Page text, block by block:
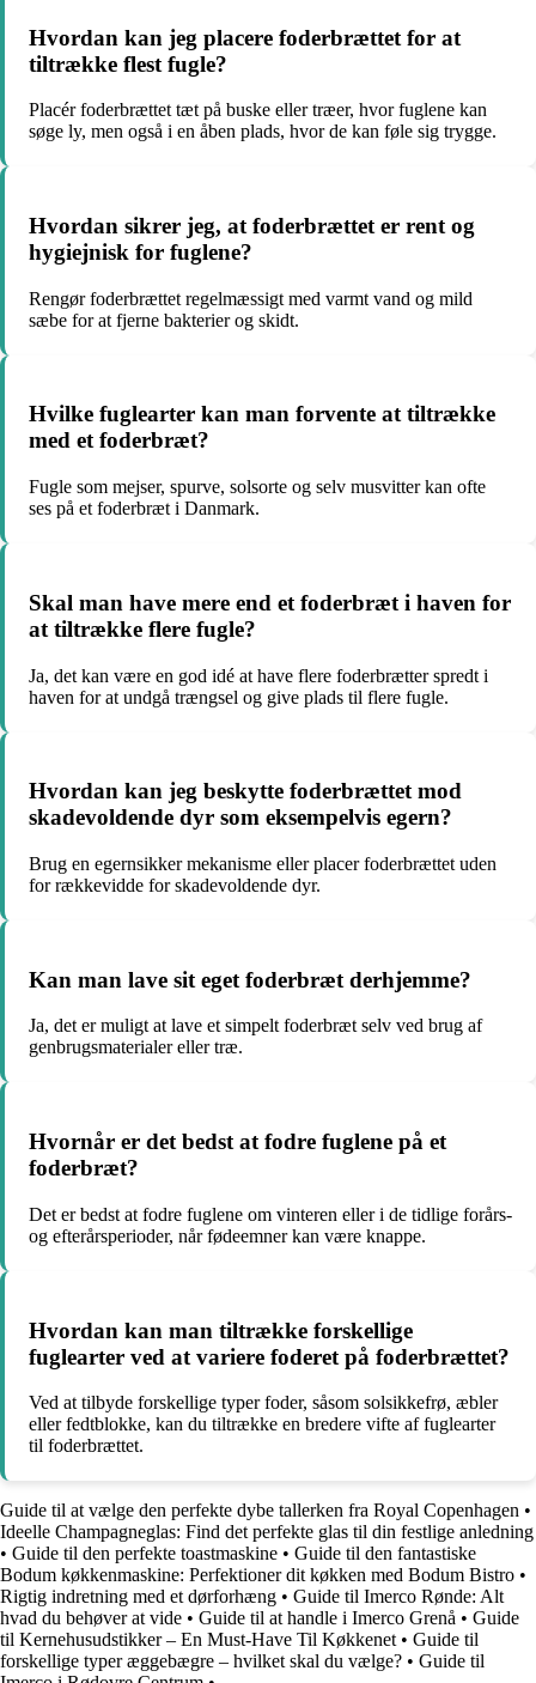
Hvordan kan jeg placere foderbrættet for at
tiltrække flest fugle?
Placér foderbrættet tæt på buske eller træer, hvor fuglene kan
søge ly, men også i en åben plads, hvor de kan føle sig trygge.
Hvordan sikrer jeg, at foderbrættet er rent og
hygiejnisk for fuglene?
Rengør foderbrættet regelmæssigt med varmt vand og mild
sæbe for at fjerne bakterier og skidt.
Hvilke fuglearter kan man forvente at tiltrække
med et foderbræt?
Fugle som mejser, spurve, solsorte og selv musvitter kan ofte
ses på et foderbræt i Danmark.
Skal man have mere end et foderbræt i haven for
at tiltrække flere fugle?
Ja, det kan være en god idé at have flere foderbrætter spredt i
haven for at undgå trængsel og give plads til flere fugle.
Hvordan kan jeg beskytte foderbrættet mod
skadevoldende dyr som eksempelvis egern?
Brug en egernsikker mekanisme eller placer foderbrættet uden
for rækkevidde for skadevoldende dyr.
Kan man lave sit eget foderbræt derhjemme?
Ja, det er muligt at lave et simpelt foderbræt selv ved brug af
genbrugsmaterialer eller træ.
Hvornår er det bedst at fodre fuglene på et
foderbræt?
Det er bedst at fodre fuglene om vinteren eller i de tidlige forårs-
og efterårsperioder, når fødeemner kan være knappe.
Hvordan kan man tiltrække forskellige
fuglearter ved at variere foderet på foderbrættet?
Ved at tilbyde forskellige typer foder, såsom solsikkefrø, æbler
eller fedtblokke, kan du tiltrække en bredere vifte af fuglearter
til foderbrættet.
Guide til at vælge den perfekte dybe tallerken fra Royal Copenhagen •
Ideelle Champagneglas: Find det perfekte glas til din festlige anledning
• Guide til den perfekte toastmaskine • Guide til den fantastiske
Bodum køkkenmaskine: Perfektioner dit køkken med Bodum Bistro •
Rigtig indretning med et dørforhæng • Guide til Imerco Rønde: Alt
hvad du behøver at vide • Guide til at handle i Imerco Grenå • Guide
til Kernehusudstikker – En Must-Have Til Køkkenet • Guide til
forskellige typer æggebægre – hvilket skal du vælge? • Guide til